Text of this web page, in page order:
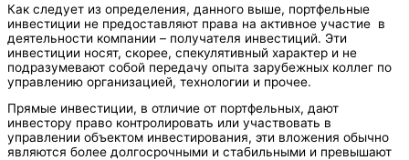
Как следует из определения, данного выше, портфельные
инвестиции не предоставляют права на активное участие в
деятельности компании – получателя инвестиций. Эти
инвестиции носят, скорее, спекулятивный характер и не
подразумевают собой передачу опыта зарубежных коллег по
управлению организацией, технологии и прочее.
Прямые инвестиции, в отличие от портфельных, дают
инвестору право контролировать или участвовать в
управлении объектом инвестирования, эти вложения обычно
являются более долгосрочными и стабильными и превышают